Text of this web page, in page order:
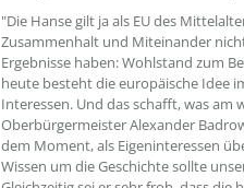
"Die Hanse gilt ja als EU des
Zusammenhalt und Miteinander
Ergebnisse haben: Wohlstand zum
heute besteht die europäische Idee
Interessen. Und das schafft, was am
Oberbürgermeister Alexander
dem Moment, als Eigeninteressen
Wissen um die Geschichte sollte